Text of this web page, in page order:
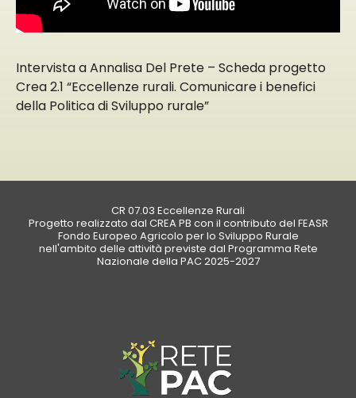
Intervista a Annalisa Del Prete – Scheda progetto
Crea 2.1 “Eccellenze rurali. Comunicare i benefici
della Politica di Sviluppo rurale”
CR 07.03 Eccellenze Rurali
Progetto realizzato dal CREA PB con il contributo del FEASR
Fondo Europeo Agricolo per lo Sviluppo Rurale
nell'ambito delle attività previste dal Programma Rete
Nazionale della PAC 2025-2027